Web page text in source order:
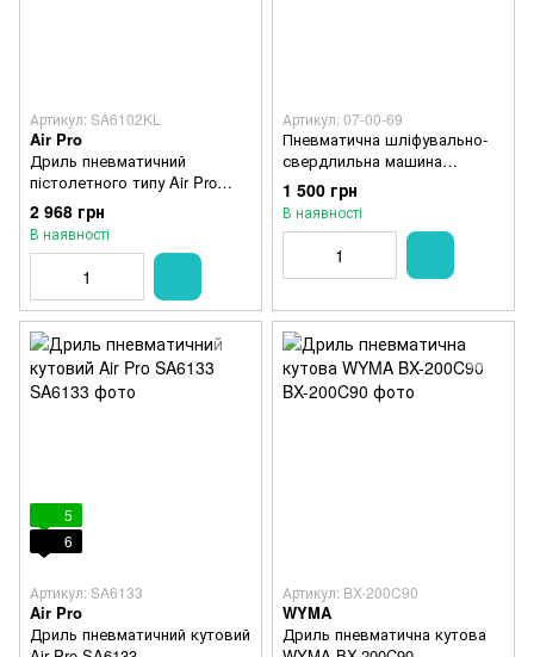
Артикул: SA6102KL
Air Pro
Дриль пневматичний
пістолетного типу Air Pro
SA6102KL
2 968 грн
В наявності
Артикул: 07-00-69
Пневматична шліфувально-
свердлильна машина
REDATS + Набір абразивів
1 500 грн
В наявності
5
6
Артикул: SA6133
Air Pro
Дриль пневматичний кутовий
Артикул: BX-200C90
WYMA
Дриль пневматична кутова